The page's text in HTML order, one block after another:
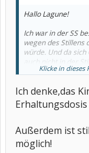
Hallo Lagune!
Ich war in der SS
wegen des Stillens
würde. Und da
auch nicht in der
Geburt aus dem
Werde jetzt aber
müssen.
Klicke in dieses
Ich denke,das
Außerdem ist
möglich!